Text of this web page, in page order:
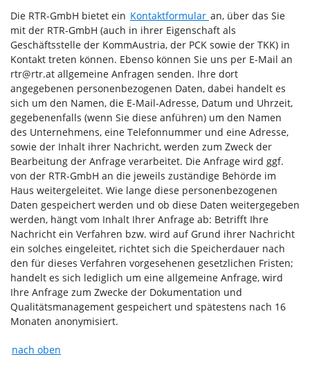
Die RTR-GmbH bietet ein Kontaktformular an, über das Sie
mit der RTR-GmbH (auch in ihrer Eigenschaft als
Geschäftsstelle der KommAustria, der PCK sowie der TKK) in
Kontakt treten können. Ebenso können Sie uns per E-Mail an
rtr@rtr.at allgemeine Anfragen senden. Ihre dort
angegebenen personenbezogenen Daten, dabei handelt es
sich um den Namen, die E-Mail-Adresse, Datum und Uhrzeit,
gegebenenfalls (wenn Sie diese anführen) um den Namen
des Unternehmens, eine Telefonnummer und eine Adresse,
sowie der Inhalt ihrer Nachricht, werden zum Zweck der
Bearbeitung der Anfrage verarbeitet. Die Anfrage wird ggf.
von der RTR-GmbH an die jeweils zuständige Behörde im
Haus weitergeleitet. Wie lange diese personenbezogenen
Daten gespeichert werden und ob diese Daten weitergegeben
werden, hängt vom Inhalt Ihrer Anfrage ab: Betrifft Ihre
Nachricht ein Verfahren bzw. wird auf Grund ihrer Nachricht
ein solches eingeleitet, richtet sich die Speicherdauer nach
den für dieses Verfahren vorgesehenen gesetzlichen Fristen;
handelt es sich lediglich um eine allgemeine Anfrage, wird
Ihre Anfrage zum Zwecke der Dokumentation und
Qualitätsmanagement gespeichert und spätestens nach 16
Monaten anonymisiert.
nach oben